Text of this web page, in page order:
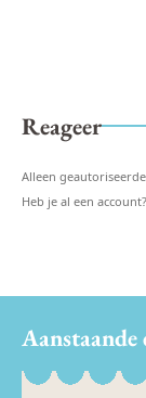
Reageer
Alleen
Heb je al een account?
Aanstaande